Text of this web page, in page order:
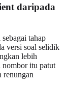
daripada
tahap
versi soal selidik
lebih
nombor itu patut
renungan